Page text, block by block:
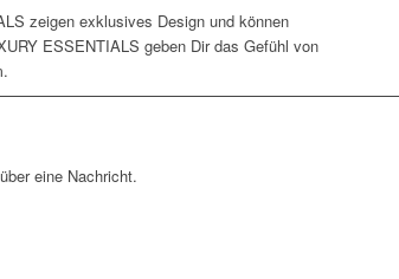
zeigen exklusives Design und können
ESSENTIALS geben Dir das Gefühl von
eine Nachricht.